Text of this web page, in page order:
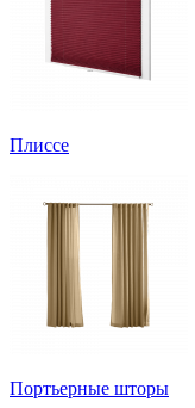
Плиссе
Портьерные шторы